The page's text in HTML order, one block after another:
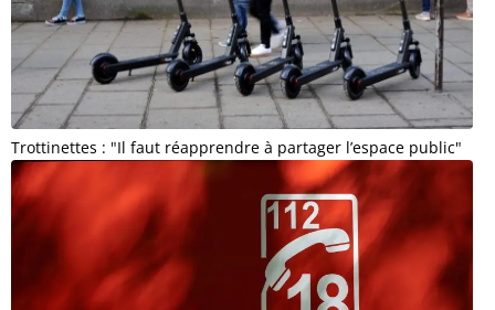
Trottinettes : "Il faut réapprendre à partager l’espace public"